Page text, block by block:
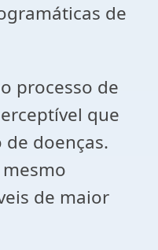
de
processo de
que
doenças.
de maior